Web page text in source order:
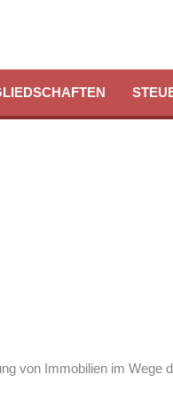
von Immobilien im